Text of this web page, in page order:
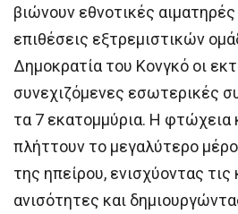
βιώνουν εθνοτικές
επιθέσεις εξτρεμιστικών
Δημοκρατία του Κονγκό οι
συνεχιζόμενες εσωτερικές
τα 7 εκατομμύρια. Η φτώχεια
πλήττουν το μεγαλύτερο
της ηπείρου, ενισχύοντας τις
ανισότητες και